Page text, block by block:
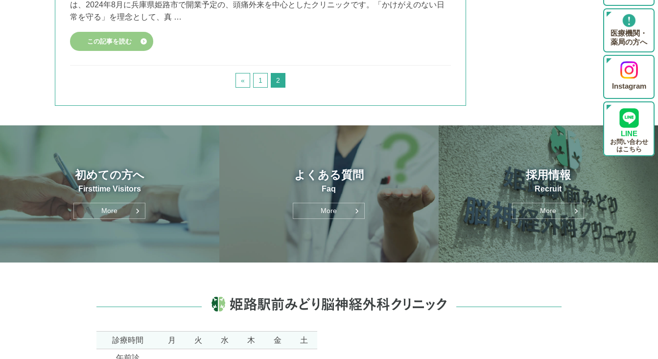
は、2024年8月に兵庫県姫路市で開業予定の、頭痛外来を中心としたクリニックです。「かけがえのない日
常を守る」を理念として、真 …
この記事を読む
« 1 2
初めての方へ
Firsttime Visitors
More
よくある質問
Faq
More
採用情報
Recruit
More
診療時間 月 火 水 木 金 土
医療機関・
薬局の方へ
Instagram
LINE
お問い合わせ
はこちら